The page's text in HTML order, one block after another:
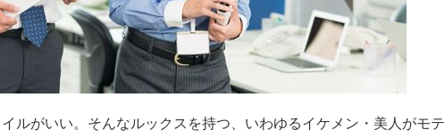
ルがいい。そんなルックスを持つ、いわゆるイケメン・美人がモテ